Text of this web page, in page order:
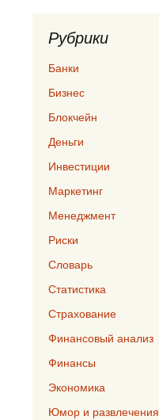
Рубрики
Банки
Бизнес
Блокчейн
Деньги
Инвестиции
Маркетинг
Менеджмент
Риски
Словарь
Статистика
Страхование
Финансовый анализ
Финансы
Экономика
Юмор и развлечения